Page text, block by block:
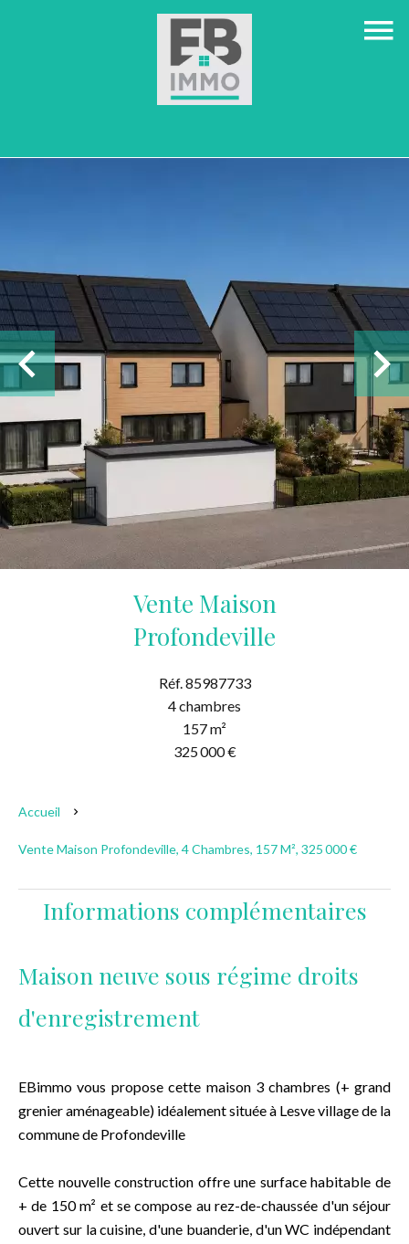
Vente Maison
Profondeville
Réf. 85987733
4 chambres
157 m²
325 000 €
Accueil
Vente Maison Profondeville, 4 Chambres, 157 M², 325 000 €
Informations complémentaires
Maison neuve sous régime droits
d'enregistrement
EBimmo vous propose cette maison 3 chambres (+ grand
grenier aménageable) idéalement située à Lesve village de la
commune de Profondeville
Cette nouvelle construction offre une surface habitable de
+ de 150 m² et se compose au rez-de-chaussée d'un séjour
ouvert sur la cuisine, d'une buanderie, d'un WC indépendant